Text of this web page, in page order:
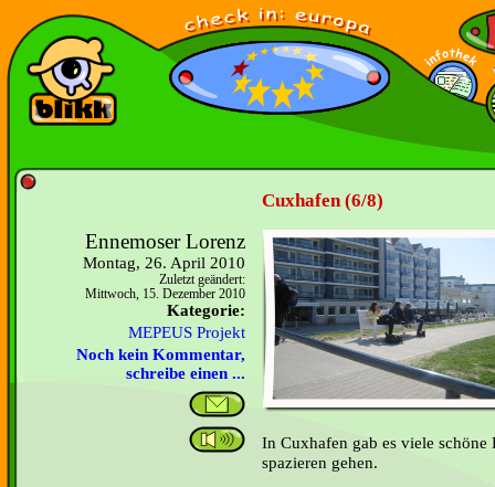
Cuxhafen (6/8)
Ennemoser Lorenz
Montag, 26. April 2010
Zuletzt geändert:
Mittwoch, 15. Dezember 2010
Kategorie:
MEPEUS Projekt
Noch kein Kommentar,
schreibe einen ...
In Cuxhafen gab es viele
spazieren gehen.